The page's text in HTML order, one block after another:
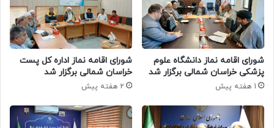
شورای اقامه نماز دانشگاه علوم
پزشکی خراسان شمالی برگزار شد
1 هفته پیش
شورای اقامه نماز اداره کل پست
خراسان شمالی برگزار شد
2 هفته پیش